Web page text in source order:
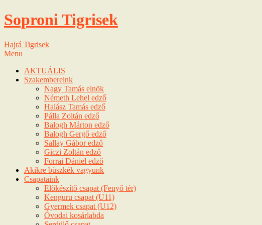
Soproni Tigrisek
Hajrá Tigrisek
Menu
AKTUÁLIS
Szakembereink
Nagy Tamás elnök
Németh Lehel edző
Halász Tamás edző
Pálla Zoltán edző
Balogh Márton edző
Balogh Gergő edző
Sallay Gábor edző
Giczi Zoltán edző
Forrai Dániel edző
Akikre büszkék vagyunk
Csapataink
Előkészítő csapat (Fenyő tér)
Kenguru csapat (U11)
Gyermek csapat (U12)
Óvodai kosárlabda